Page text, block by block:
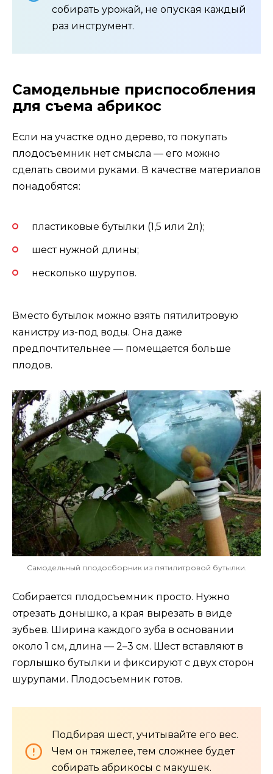
собирать урожай, не опуская каждый
раз инструмент.
Самодельные приспособления
для съема абрикос
Если на участке одно дерево, то покупать
плодосъемник нет смысла — его можно
сделать своими руками. В качестве материалов
понадобятся:
пластиковые бутылки (1,5 или 2л);
шест нужной длины;
несколько шурупов.
Вместо бутылок можно взять пятилитровую
канистру из-под воды. Она даже
предпочтительнее — помещается больше
плодов.
Самодельный плодосборник из пятилитровой бутылки.
Собирается плодосъемник просто. Нужно
отрезать донышко, а края вырезать в виде
зубьев. Ширина каждого зуба в основании
около 1 см, длина — 2–3 см. Шест вставляют в
горлышко бутылки и фиксируют с двух сторон
шурупами. Плодосъемник готов.
Подбирая шест, учитывайте его вес.
Чем он тяжелее, тем сложнее будет
собирать абрикосы с макушек.